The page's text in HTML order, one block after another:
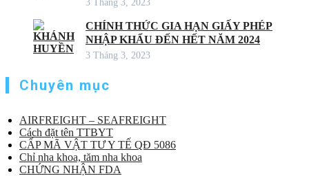
3 Tháng 3, 2023
CHÍNH THỨC GIA HẠN GIẤY PHÉP
NHẬP KHẨU ĐẾN HẾT NĂM 2024
3 Tháng 3, 2023
Chuyên mục
AIRFREIGHT – SEAFREIGHT
Cách đặt tên TTBYT
CẤP MÃ VẬT TƯ Y TẾ QĐ 5086
Chỉ nha khoa, tăm nha khoa
CHỨNG NHẬN FDA